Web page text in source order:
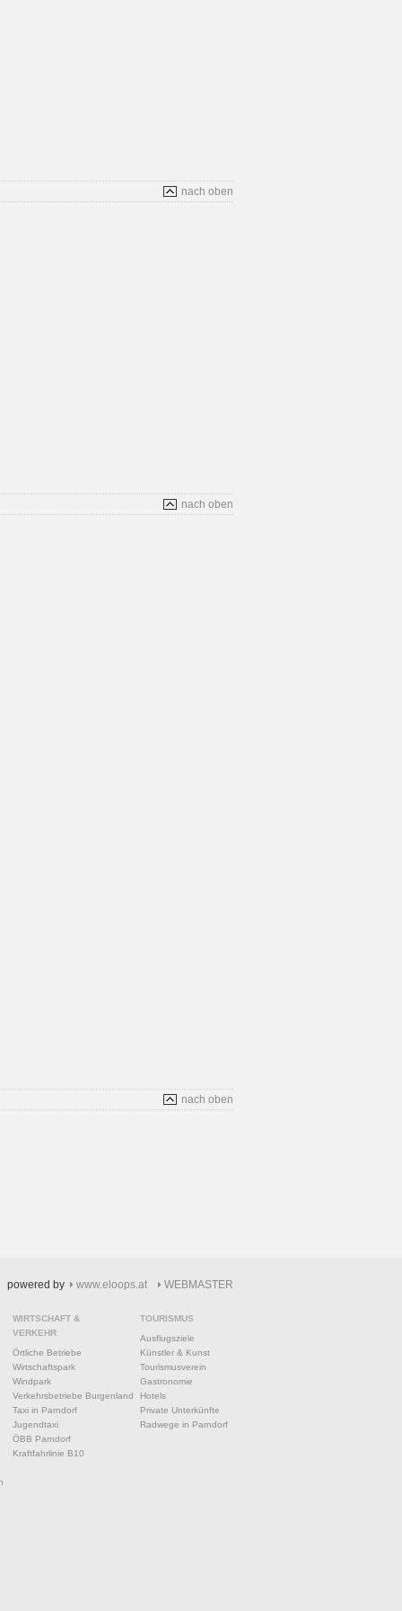
nach oben
nach oben
nach oben
powered by www.eloops.at WEBMASTER
WIRTSCHAFT &
VERKEHR
Örtliche Betriebe
Wirtschaftspark
Windpark
Verkehrsbetriebe Burgenland
Taxi in Parndorf
Jugendtaxi
ÖBB Parndorf
Kraftfahrlinie B10
TOURISMUS
Ausflugsziele
Künstler & Kunst
Tourismusverein
Gastronomie
Hotels
Private Unterkünfte
Radwege in Parndorf